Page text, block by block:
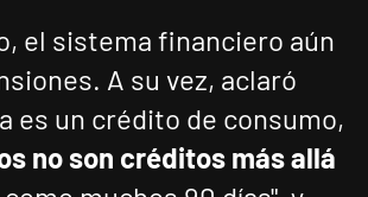
el sistema financiero aún
A su vez, aclaró
es un crédito de consumo,
no son créditos más allá